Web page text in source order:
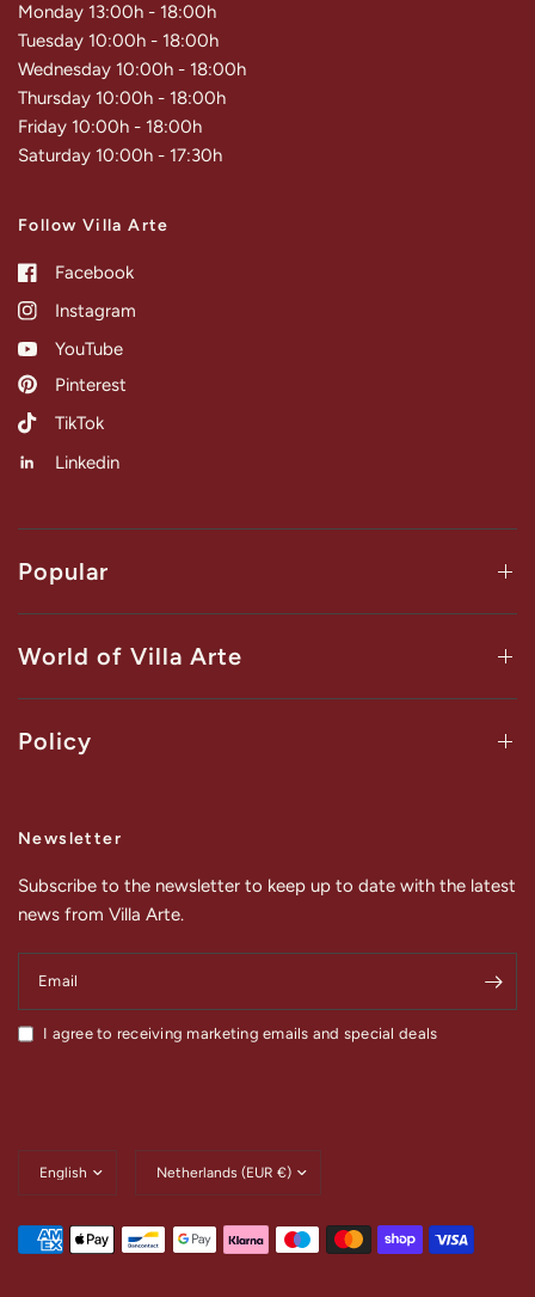
Monday 13:00h - 18:00h
Tuesday 10:00h - 18:00h
Wednesday 10:00h - 18:00h
Thursday 10:00h - 18:00h
Friday 10:00h - 18:00h
Saturday 10:00h - 17:30h
Follow Villa Arte
Facebook
Instagram
YouTube
Pinterest
TikTok
Linkedin
Popular
World of Villa Arte
Policy
Newsletter
Subscribe to the newsletter to keep up to date with the latest
news from Villa Arte.
Email
I agree to receiving marketing emails and special deals
country/region